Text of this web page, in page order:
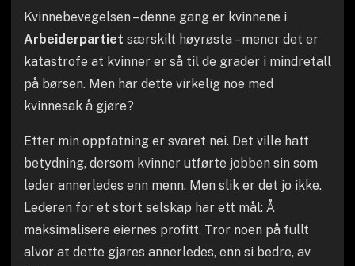
Kvinnebevegelsen – denne gang er kvinnene i
Arbeiderpartiet særskilt høyrøsta – mener det er
katastrofe at kvinner er så til de grader i mindretall
på børsen. Men har dette virkelig noe med
kvinnesak å gjøre?
Etter min oppfatning er svaret nei. Det ville hatt
betydning, dersom kvinner utførte jobben sin som
leder annerledes enn menn. Men slik er det jo ikke.
Lederen for et stort selskap har ett mål: Å
maksimalisere eiernes profitt. Tror noen på fullt
alvor at dette gjøres annerledes, enn si bedre, av